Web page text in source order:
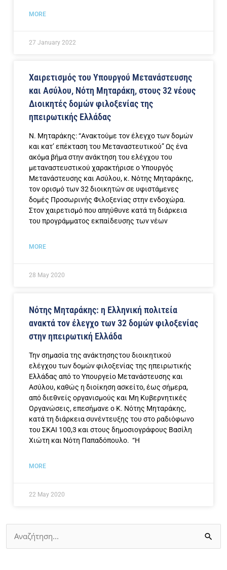
MORE
27 January 2022
Χαιρετισμός του Υπουργού Μετανάστευσης
και Ασύλου, Νότη Μηταράκη, στους 32 νέους
Διοικητές δομών φιλοξενίας της
ηπειρωτικής Ελλάδας
Ν. Μηταράκης: “Ανακτούμε τον έλεγχο των δομών
και κατ’ επέκταση του Μεταναστευτικού” Ως ένα
ακόμα βήμα στην ανάκτηση του ελέγχου του
μεταναστευστικού χαρακτήρισε ο Υπουργός
Μετανάστευσης και Ασύλου, κ. Νότης Μηταράκης,
τον ορισμό των 32 διοικητών σε υφιστάμενες
δομές Προσωρινής Φιλοξενίας στην ενδοχώρα.
Στον χαιρετισμό που απηύθυνε κατά τη διάρκεια
του προγράμματος εκπαίδευσης των νέων
MORE
28 May 2020
Νότης Μηταράκης: η Ελληνική πολιτεία
ανακτά τον έλεγχο των 32 δομών φιλοξενίας
στην ηπειρωτική Ελλάδα
Την σημασία της ανάκτησηςτου διοικητικού
ελέγχου των δομών φιλοξενίας της ηπειρωτικής
Ελλάδας από το Υπουργείο Μετανάστευσης και
Ασύλου, καθώς η διοίκηση ασκείτο, έως σήμερα,
από διεθνείς οργανισμούς και Μη Κυβερνητικές
Οργανώσεις, επεσήμανε ο Κ. Νότης Μηταράκης,
κατά τη διάρκεια συνέντευξης του στο ραδιόφωνο
του ΣΚΑΙ 100,3 και στους δημοσιογράφους Βασίλη
Χιώτη και Νότη Παπαδόπουλο. “Η
MORE
22 May 2020
Search
for: